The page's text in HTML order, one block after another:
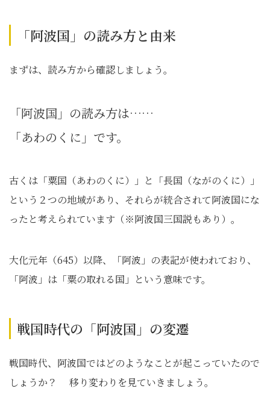
「阿波国」の読み方と由来
まずは、読み方から確認しましょう。
「阿波国」の読み方は……
「あわのくに」です。
古くは「粟国（あわのくに）」と「長国（ながのくに）」
という２つの地域があり、それらが統合されて阿波国にな
ったと考えられています（※阿波国三国説もあり）。
大化元年（645）以降、「阿波」の表記が使われており、
「阿波」は「粟の取れる国」という意味です。
戦国時代の「阿波国」の変遷
戦国時代、阿波国ではどのようなことが起こっていたので
しょうか？ 移り変わりを見ていきましょう。